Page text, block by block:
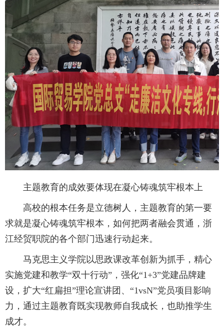
主题教育的成效要体现在凝心铸魂筑牢根本上
高校的根本任务是立德树人，主题教育的第一要
求就是凝心铸魂筑牢根本，如何把两者融会贯通，浙
江经贸职院的各个部门迅速行动起来。
马克思主义学院以思政课改革创新为抓手，精心
实施党建和教学“双十行动”，强化“1+3”党建品牌建
设，扩大“红扁担”理论宣讲团、“1vsN”党员项目影响
力，通过主题教育既实现教师自我成长，也助推学生
成才。